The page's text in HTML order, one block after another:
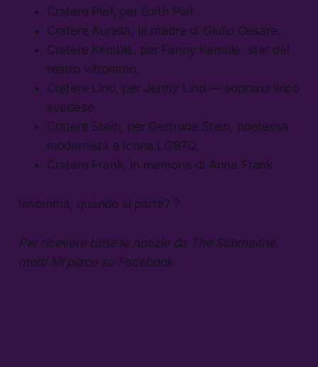
Cratere Piaf, per Edith Piaf
Cratere Aurelia, la madre di Giulio Cesare,
Cratere Kemble, per Fanny Kemble, star del
teatro vittoriano,
Cratere Lind, per Jenny Lind — soprano lirico
svedese,
Cratere Stein, per Gertrude Stein, poetessa
modernista e icona LGBTQ,
Cratere Frank, in memoria di Anna Frank.
Insomma, quando si parte? ?
Per ricevere tutte le notizie da The Submarine,
metti Mi piace su Facebook